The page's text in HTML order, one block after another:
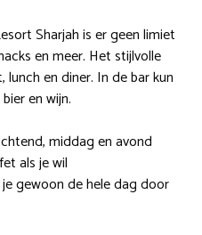
Sharjah is er geen limiet
en meer. Het stijlvolle
en diner. In de bar kun
en wijn.
middag en avond
als je wil
gewoon de hele dag door